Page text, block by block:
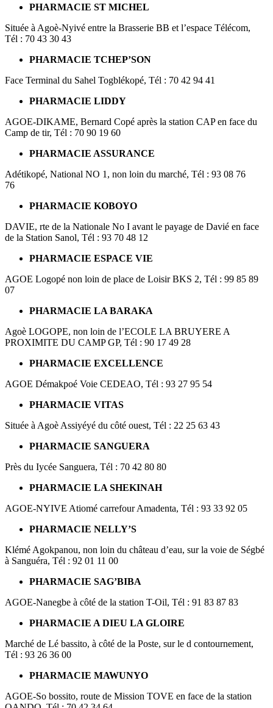
PHARMACIE ST MICHEL
Située à Agoè-Nyivé entre la Brasserie BB et l’espace Télécom,
Tél : 70 43 30 43
PHARMACIE TCHEP’SON
Face Terminal du Sahel Togblékopé, Tél : 70 42 94 41
PHARMACIE LIDDY
AGOE-DIKAME, Bernard Copé après la station CAP en face du
Camp de tir, Tél : 70 90 19 60
PHARMACIE ASSURANCE
Adétikopé, National NO 1, non loin du marché, Tél : 93 08 76
76
PHARMACIE KOBOYO
DAVIE, rte de la Nationale No I avant le payage de Davié en face
de la Station Sanol, Tél : 93 70 48 12
PHARMACIE ESPACE VIE
AGOE Logopé non loin de place de Loisir BKS 2, Tél : 99 85 89
07
PHARMACIE LA BARAKA
Agoè LOGOPE, non loin de l’ECOLE LA BRUYERE A
PROXIMITE DU CAMP GP, Tél : 90 17 49 28
PHARMACIE EXCELLENCE
AGOE Démakpoé Voie CEDEAO, Tél : 93 27 95 54
PHARMACIE VITAS
Située à Agoè Assiyéyé du côté ouest, Tél : 22 25 63 43
PHARMACIE SANGUERA
Près du Iycée Sanguera, Tél : 70 42 80 80
PHARMACIE LA SHEKINAH
AGOE-NYIVE Atiomé carrefour Amadenta, Tél : 93 33 92 05
PHARMACIE NELLY’S
Klémé Agokpanou, non loin du château d’eau, sur la voie de Ségbé
à Sanguéra, Tél : 92 01 11 00
PHARMACIE SAG’BIBA
AGOE-Nanegbe à côté de la station T-Oil, Tél : 91 83 87 83
PHARMACIE A DIEU LA GLOIRE
Marché de Lé bassito, à côté de la Poste, sur le d contournement,
Tél : 93 26 36 00
PHARMACIE MAWUNYO
AGOE-So bossito, route de Mission TOVE en face de la station